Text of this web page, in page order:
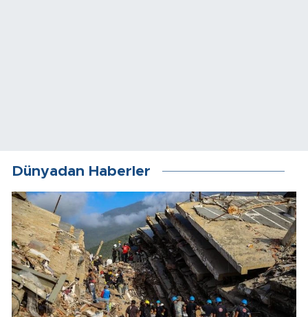
Dünyadan Haberler